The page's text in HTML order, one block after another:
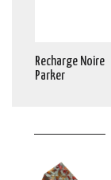
Recharge Noire
Parker